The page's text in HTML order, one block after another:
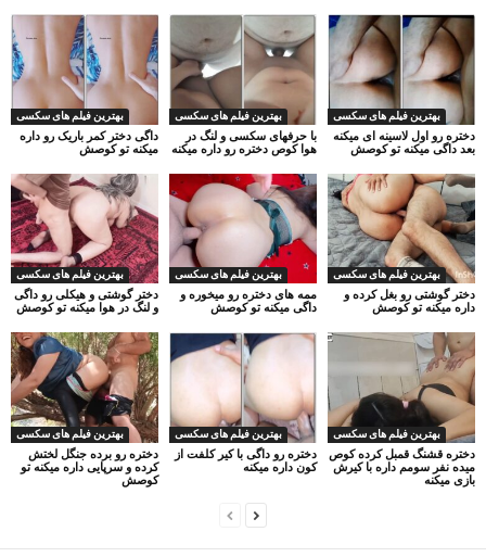
بهترین فیلم های سکسی
داگی دختر کمر باریک رو داره
میکنه تو کوصش
بهترین فیلم های سکسی
با حرفهای سکسی و لنگ در
هوا کوص دختره رو داره میکنه
بهترین فیلم های سکسی
دختره رو اول لاسینه ای میکنه
بعد داگی میکنه تو کوصش
بهترین فیلم های سکسی
دختر گوشتی و هیکلی رو داگی
و لنگ در هوا میکنه تو کوصش
بهترین فیلم های سکسی
ممه های دختره رو میخوره و
داگی میکنه تو کوصش
بهترین فیلم های سکسی
دختر گوشتی رو بغل کرده و
داره میکنه تو کوصش
بهترین فیلم های سکسی
دختره رو برده جنگل لختش
کرده و سرپایی داره میکنه تو
کوصش
بهترین فیلم های سکسی
دختره رو داگی با کیر کلفت از
کون داره میکنه
بهترین فیلم های سکسی
دختره قشنگ قمبل کرده کوص
میده نفر سومم داره با کیرش
بازی میکنه